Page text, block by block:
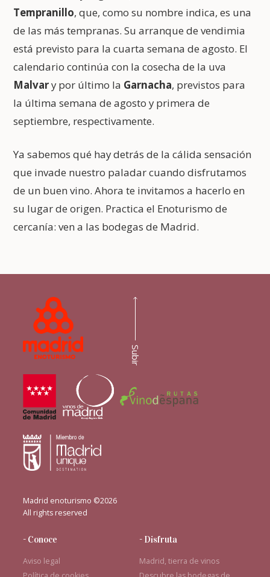
Tempranillo, que, como su nombre indica, es una
de las más tempranas. Su arranque de vendimia
está previsto para la cuarta semana de agosto. El
calendario continúa con la cosecha de la uva
Malvary por último la Garnacha, previstos para
la última semana de agosto y primera de
septiembre, respectivamente.
Ya sabemos qué hay detrás de la cálida sensación
que invade nuestro paladar cuando disfrutamos
de un buen vino. Ahora te invitamos a hacerlo en
su lugar de origen. Practica el Enoturismo de
cercanía: ven a las bodegas de Madrid.
Madrid enoturismo ©2026
All rights reserved
- Conoce
Aviso legal
- Disfruta
Madrid, tierra de vinos
Subir